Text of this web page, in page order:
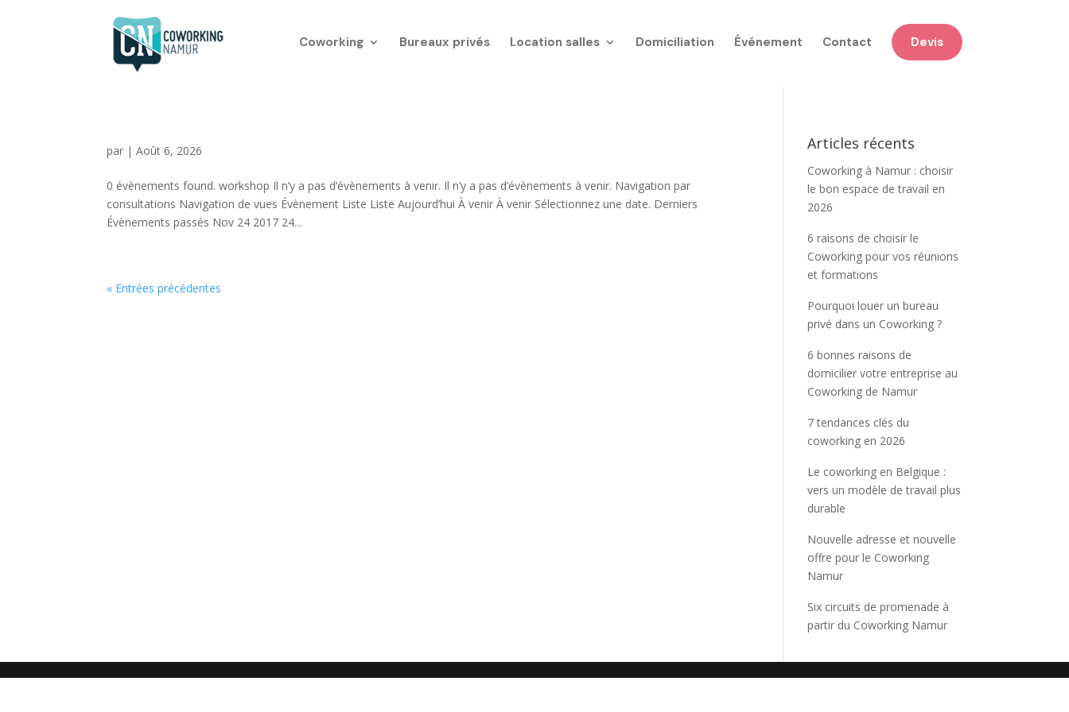
Coworking Bureaux privés Location salles Domiciliation Événement Contact Devis
par |Août 6, 2026
0 évènements found. workshop Il n’y a pas d’évènements à venir. Il n’y a pas d’évènements à venir. Navigation par
consultations Navigation de vues Évènement Liste Liste Aujourd’hui À venir À venir Sélectionnez une date. Derniers
Évènements passés Nov 24 2017 24...
« Entrées précédentes
Articles récents
Coworking à Namur : choisir
le bon espace de travail en
2026
6 raisons de choisir le
Coworking pour vos réunions
et formations
Pourquoi louer un bureau
privé dans un Coworking ?
6 bonnes raisons de
domicilier votre entreprise au
Coworking de Namur
7 tendances clés du
coworking en 2026
Le coworking en Belgique :
vers un modèle de travail plus
durable
Nouvelle adresse et nouvelle
offre pour le Coworking
Namur
Six circuits de promenade à
partir du Coworking Namur